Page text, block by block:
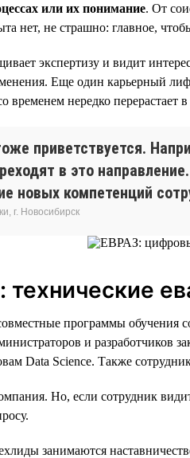
или их понимание. От
нет, не страшно: главное,
экспертизу и видит
Еще один карьерный
временем нередко
приветствуется.
в это
новых компетенций
г. Новосибирск
программы
и разработчиков
Data Science. Также
Но, если сотрудник
занимаются